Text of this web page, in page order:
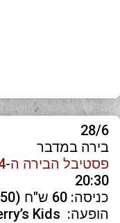
28/6
בירה במדבר
פסטיבל הבירה ה-4 בתקוע
20:30
כניסה: 60 ש"ח (50 ש"ח במכירה מוקדמת)
הופעה: Jerry’s Kids